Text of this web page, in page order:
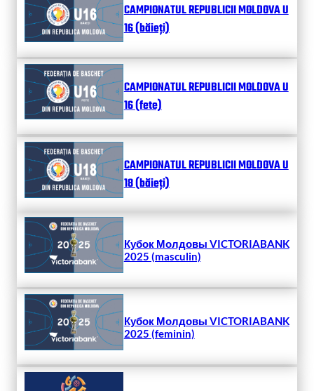
CAMPIONATUL REPUBLICII MOLDOVA U
16 (băieți)
CAMPIONATUL REPUBLICII MOLDOVA U
16 (fete)
CAMPIONATUL REPUBLICII MOLDOVA U
18 (băieți)
Кубок Молдовы VICTORIABANK
2025 (masculin)
Кубок Молдовы VICTORIABANK
2025 (feminin)